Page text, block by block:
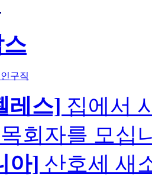
구직
레스] 집에서
목회자를 모십
아] 산호세 새